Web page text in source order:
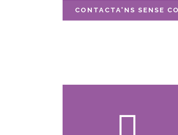
CONTACTA'NS SENSE